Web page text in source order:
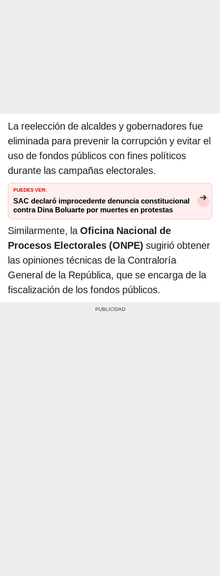
La reelección de alcaldes y gobernadores fue
eliminada para prevenir la corrupción y evitar el
uso de fondos públicos con fines políticos
durante las campañas electorales.
PUEDES VER:
SAC declaró improcedente denuncia constitucional
contra Dina Boluarte por muertes en protestas
Similarmente, laOficina Nacional de
Procesos Electorales (ONPE) sugirió obtener
las opiniones técnicas de la Contraloría
General de la República, que se encarga de la
fiscalización de los fondos públicos.